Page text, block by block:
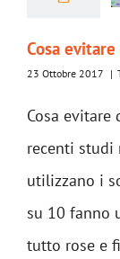
Cosa
23 Ottobre 2017 |
Cosa
recenti studi
utilizzano i
su 10 fanno
tutto rose e